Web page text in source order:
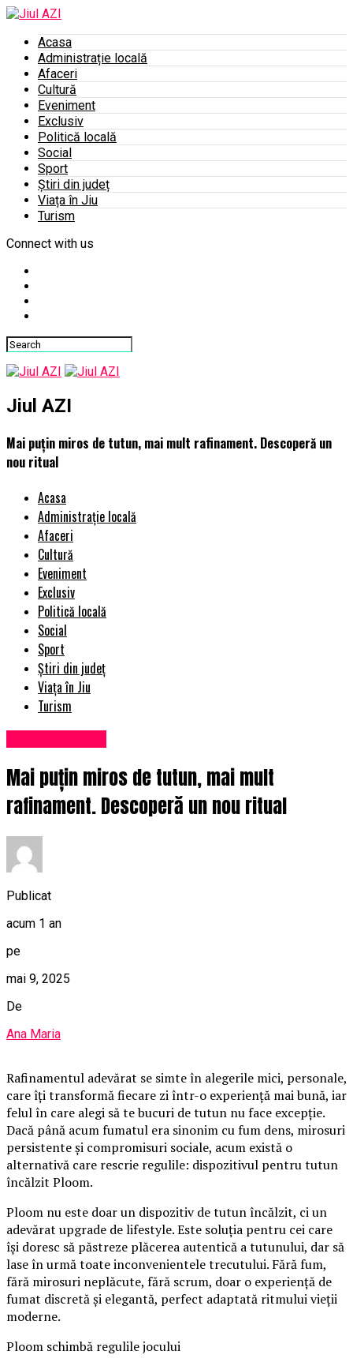
Acasa
Administrație locală
Afaceri
Cultură
Eveniment
Exclusiv
Politică locală
Social
Sport
Știri din județ
Viața în Jiu
Turism
Connect with us
Jiul AZI
Mai puțin miros de tutun, mai mult rafinament. Descoperă un
nou ritual
Acasa
Administrație locală
Afaceri
Cultură
Eveniment
Exclusiv
Politică locală
Social
Sport
Știri din județ
Viața în Jiu
Turism
Mai puțin miros de tutun, mai mult
rafinament. Descoperă un nou ritual
Publicat
acum 1 an
pe
mai 9, 2025
De
Ana Maria
Rafinamentul adevărat se simte în alegerile mici, personale,
care îți transformă fiecare zi într-o experiență mai bună, iar
felul în care alegi să te bucuri de tutun nu face excepție.
Dacă până acum fumatul era sinonim cu fum dens, mirosuri
persistente și compromisuri sociale, acum există o
alternativă care rescrie regulile: dispozitivul pentru tutun
încălzit Ploom.
Ploom nu este doar un dispozitiv de tutun încălzit, ci un
adevărat upgrade de lifestyle. Este soluția pentru cei care
își doresc să păstreze plăcerea autentică a tutunului, dar să
lase în urmă toate inconvenientele trecutului. Fără fum,
fără mirosuri neplăcute, fără scrum, doar o experiență de
fumat discretă și elegantă, perfect adaptată ritmului vieții
moderne.
Ploom schimbă regulile jocului